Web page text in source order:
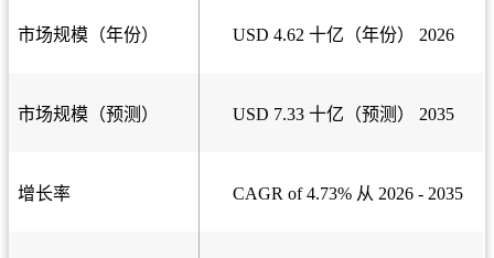
市场规模（年份） USD 4.62 十亿（年份） 2026
市场规模（预测） USD 7.33 十亿（预测） 2035
增长率 CAGR of 4.73% 从 2026 - 2035